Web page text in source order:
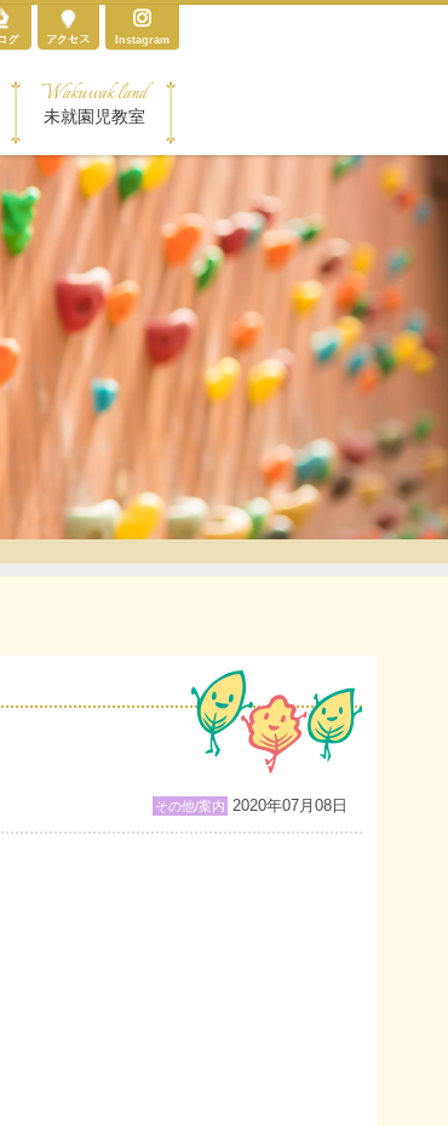
Instagram
Wakuwak land
未就園児教室
その他/案内 2020年07月08日